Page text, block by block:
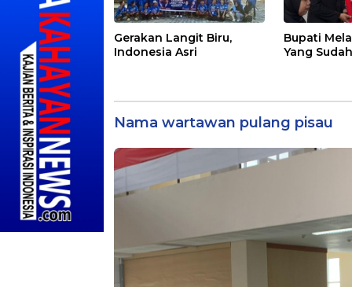
Gerakan Langit Biru,
Indonesia Asri
Bupati
Yang
Nama wartawan pulang pisau